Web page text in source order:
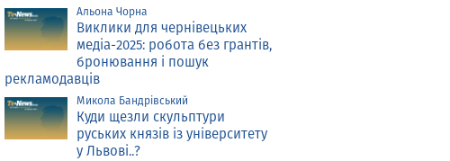
Альона Чорна
Виклики для чернівецьких
медіа-2025: робота без грантів,
бронювання і пошук
рекламодавців
Микола Бандрівський
Куди щезли скульптури
руських князів із університету
у Львові..?